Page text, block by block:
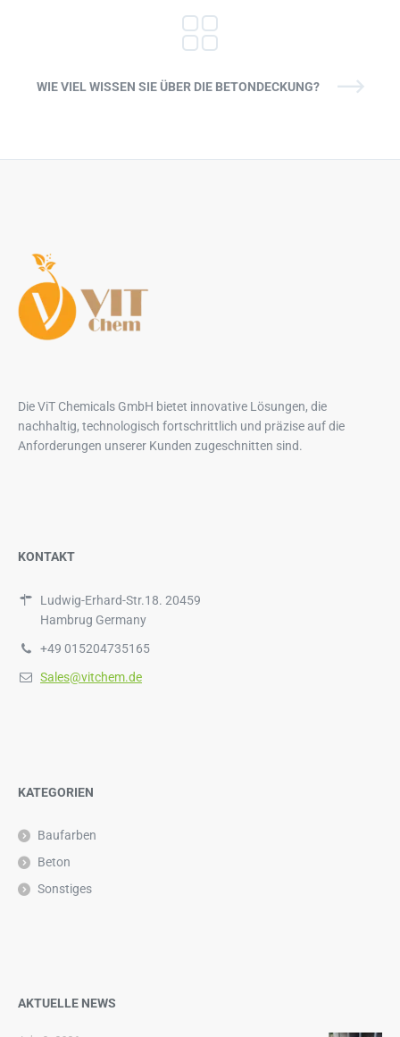
WIE VIEL WISSEN SIE ÜBER DIE BETONDECKUNG?
Die ViT Chemicals GmbH bietet innovative Lösungen, die
nachhaltig, technologisch fortschrittlich und präzise auf die
Anforderungen unserer Kunden zugeschnitten sind.
KONTAKT
Ludwig-Erhard-Str.18. 20459
Hambrug Germany
+49 015204735165
Sales@vitchem.de
KATEGORIEN
Baufarben
Beton
Sonstiges
AKTUELLE NEWS